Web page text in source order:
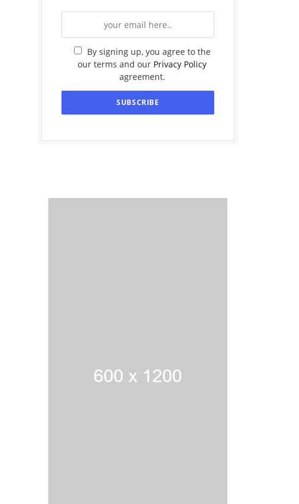
By signing up, you agree to the
our terms and our Privacy Policy
agreement.